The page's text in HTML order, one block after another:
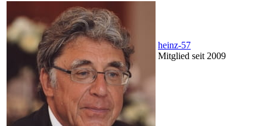
heinz-57
Mitglied seit 2009